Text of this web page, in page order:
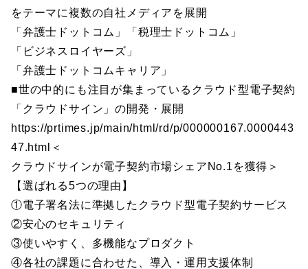
をテーマに複数の自社メディアを展開
「弁護士ドットコム」「税理士ドットコム」
「ビジネスロイヤーズ」
「弁護士ドットコムキャリア」
■世の中的にも注目が集まっているクラウド型電子契約
「クラウドサイン」の開発・展開
https://prtimes.jp/main/html/rd/p/000000167.0000443
47.html＜
クラウドサインが電子契約市場シェアNo.1を獲得＞
【選ばれる5つの理由】
①電子署名法に準拠したクラウド型電子契約サービス
②安心のセキュリティ
③使いやすく、多機能なプロダクト
④各社の課題に合わせた、導入・運用支援体制